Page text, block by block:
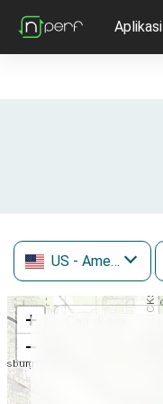
Aplikasi
US - Amerika Serikat
+
−